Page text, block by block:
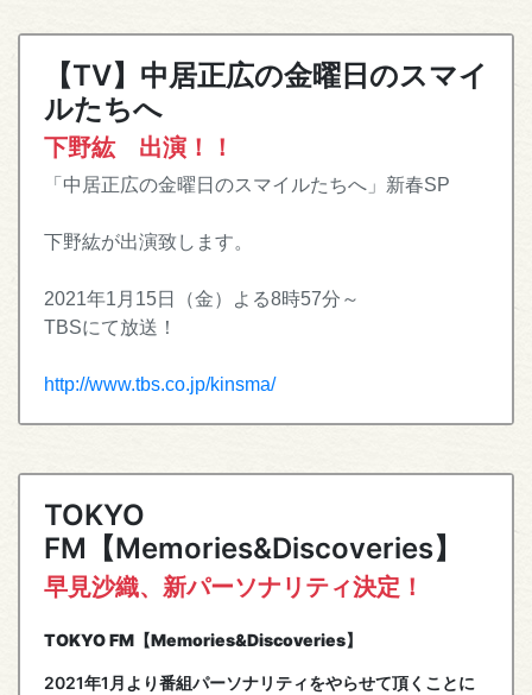
【TV】中居正広の金曜日のスマイ
ルたちへ
下野紘 出演！！
「中居正広の金曜日のスマイルたちへ」新春SP
下野紘が出演致します。
2021年1月15日（金）よる8時57分～
TBSにて放送！
http://www.tbs.co.jp/kinsma/
TOKYO
FM【Memories&Discoveries】
早見沙織、新パーソナリティ決定！
TOKYO FM【Memories&Discoveries】
2021年1月より番組パーソナリティをやらせて頂くことに